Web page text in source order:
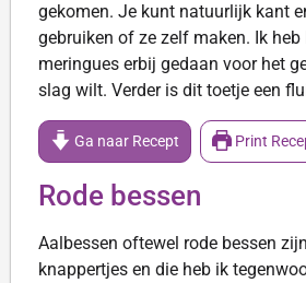
gekomen. Je kunt natuurlijk kant
gebruiken of ze zelf maken. Ik heb
meringues erbij gedaan voor het
slag wilt. Verder is dit toetje een
Ga naar Recept Print
Rode bessen
Aalbessen oftewel rode bessen
knappertjes en die heb ik